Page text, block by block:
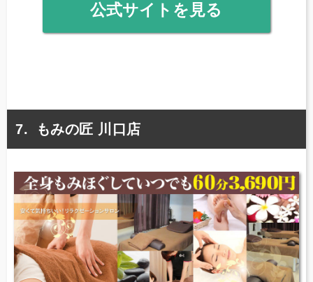
公式サイトを見る
もみの匠 川口店